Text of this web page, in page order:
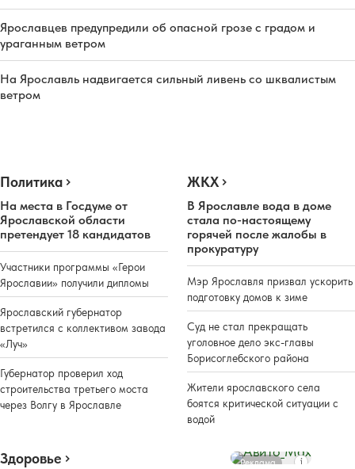
Ярославцев предупредили об опасной грозе с градом и
ураганным ветром
На Ярославль надвигается сильный ливень со шквалистым
ветром
Политика
На места в Госдуме от
Ярославской области
претендует 18 кандидатов
Участники программы «Герои
Ярославии» получили дипломы
Ярославский губернатор
встретился с коллективом завода
«Луч»
Губернатор проверил ход
строительства третьего моста
через Волгу в Ярославле
ЖКХ
В Ярославле вода в доме
стала по-настоящему
горячей после жалобы в
прокуратуру
Мэр Ярославля призвал ускорить
подготовку домов к зиме
Суд не стал прекращать
уголовное дело экс-главы
Борисоглебского района
Жители ярославского села
боятся критической ситуации с
водой
Здоровье Реклама